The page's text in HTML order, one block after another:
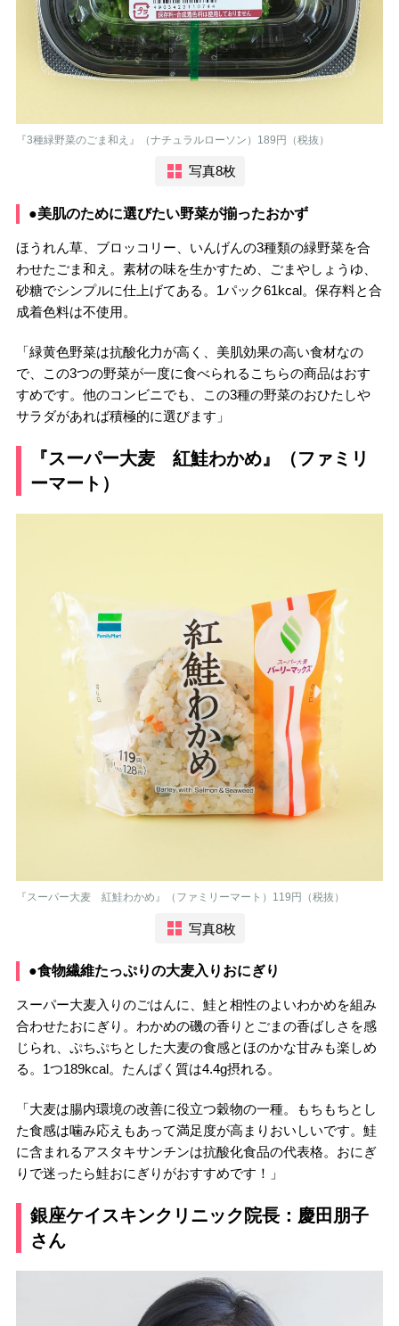
『3種緑野菜のごま和え』（ナチュラルローソン）189円（税抜）
写真8枚
●美肌のために選びたい野菜が揃ったおかず
ほうれん草、ブロッコリー、いんげんの3種類の緑野菜を合
わせたごま和え。素材の味を生かすため、ごまやしょうゆ、
砂糖でシンプルに仕上げてある。1パック61kcal。保存料と合
成着色料は不使用。
「緑黄色野菜は抗酸化力が高く、美肌効果の高い食材なの
で、この3つの野菜が一度に食べられるこちらの商品はおす
すめです。他のコンビニでも、この3種の野菜のおひたしや
サラダがあれば積極的に選びます」
『スーパー大麦 紅鮭わかめ』（ファミリ
ーマート）
『スーパー大麦 紅鮭わかめ』（ファミリーマート）119円（税抜）
写真8枚
●食物繊維たっぷりの大麦入りおにぎり
スーパー大麦入りのごはんに、鮭と相性のよいわかめを組み
合わせたおにぎり。わかめの磯の香りとごまの香ばしさを感
じられ、ぷちぷちとした大麦の食感とほのかな甘みも楽しめ
る。1つ189kcal。たんぱく質は4.4g摂れる。
「大麦は腸内環境の改善に役立つ穀物の一種。もちもちとし
た食感は噛み応えもあって満足度が高まりおいしいです。鮭
に含まれるアスタキサンチンは抗酸化食品の代表格。おにぎ
りで迷ったら鮭おにぎりがおすすめです！」
銀座ケイスキンクリニック院長：慶田朋子
さん